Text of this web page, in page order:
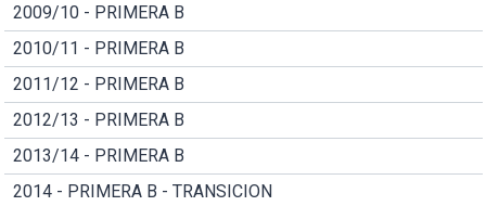
2009/10 - PRIMERA B
2010/11 - PRIMERA B
2011/12 - PRIMERA B
2012/13 - PRIMERA B
2013/14 - PRIMERA B
2014 - PRIMERA B - TRANSICION